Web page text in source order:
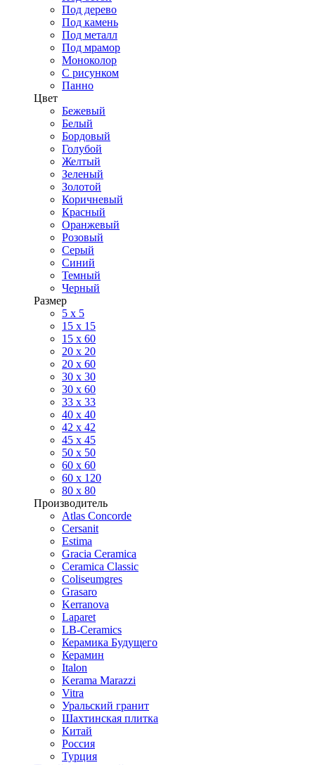
Под дерево
Под камень
Под металл
Под мрамор
Моноколор
С рисунком
Панно
Цвет
Бежевый
Белый
Бордовый
Голубой
Желтый
Зеленый
Золотой
Коричневый
Красный
Оранжевый
Розовый
Серый
Синий
Темный
Черный
Размер
5 x 5
15 x 15
15 x 60
20 х 20
20 x 60
30 х 30
30 x 60
33 x 33
40 х 40
42 x 42
45 x 45
50 x 50
60 х 60
60 x 120
80 x 80
Производитель
Atlas Concorde
Cersanit
Estima
Gracia Ceramica
Ceramica Classic
Coliseumgres
Grasaro
Kerranova
Laparet
LB-Ceramics
Керамика Будущего
Керамин
Italon
Kerama Marazzi
Vitra
Уральский гранит
Шахтинская плитка
Китай
Россия
Турция